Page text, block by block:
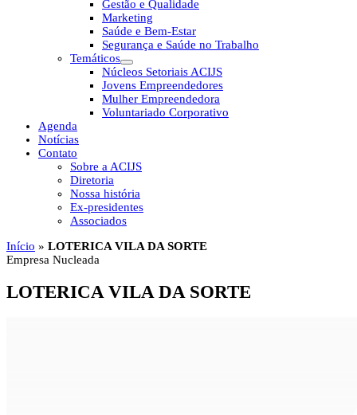
Gestão e Qualidade
Marketing
Saúde e Bem-Estar
Segurança e Saúde no Trabalho
Temáticos
Núcleos Setoriais ACIJS
Jovens Empreendedores
Mulher Empreendedora
Voluntariado Corporativo
Agenda
Notícias
Contato
Sobre a ACIJS
Diretoria
Nossa história
Ex-presidentes
Associados
Início » LOTERICA VILA DA SORTE
Empresa Nucleada
LOTERICA VILA DA SORTE